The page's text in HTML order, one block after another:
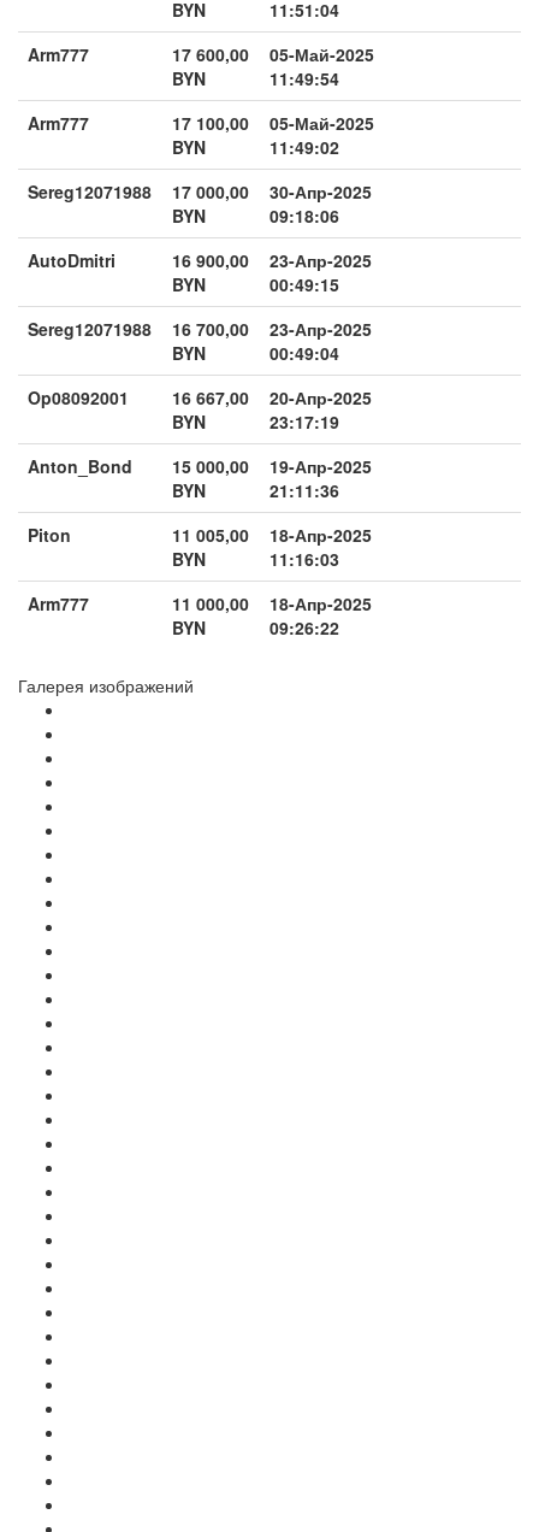
BYN
11:51:04
Arm777
17 600,00
BYN
05-Май-2025
11:49:54
Arm777
17 100,00
BYN
05-Май-2025
11:49:02
Sereg12071988
17 000,00
BYN
30-Апр-2025
09:18:06
AutoDmitri
16 900,00
BYN
23-Апр-2025
00:49:15
Sereg12071988
16 700,00
BYN
23-Апр-2025
00:49:04
Op08092001
16 667,00
BYN
20-Апр-2025
23:17:19
Anton_Bond
15 000,00
BYN
19-Апр-2025
21:11:36
Piton
11 005,00
BYN
18-Апр-2025
11:16:03
Arm777
11 000,00
BYN
18-Апр-2025
09:26:22
Галерея изображений